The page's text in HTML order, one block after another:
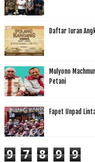
Daftar Iuran
Mulyono
Petani
Fapet Unpad
9 7 8 9 9